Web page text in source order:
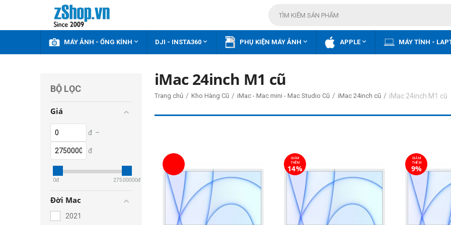
KHUYẾN MÃI
MÁY ẢNH - ỐNG KÍNH  DJI - INSTA360  PHỤ KIỆN MÁY ẢNH  APPLE MÁY TÍNH -
BỘ LỌC
Giá
đ –
đ
0đ 27500000đ
Đời Mac
2021
iMac 24inch M1 cũ
Trang chủ / Kho Hàng Cũ / iMac - Mac mini - Mac Studio Cũ / iMac 24inch cũ / iMac 24inch M1 cũ
GIẢM
THÊM
14%
GIẢM
THÊM
9%